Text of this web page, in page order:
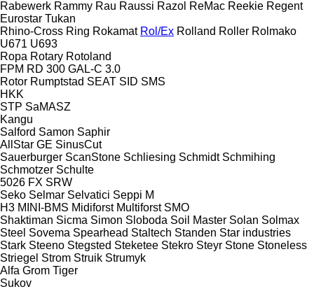
Rabewerk Rammy Rau Raussi Razol ReMac Reekie Regent
Eurostar Tukan
Rhino-Cross Ring Rokamat Rol/Ex Rolland Roller Rolmako
U671 U693
Ropa Rotary Rotoland
FPM RD 300 GAL-C 3.0
Rotor Rumptstad SEAT SID SMS
HKK
STP SaMASZ
Kangu
Salford Samon Saphir
AllStar GE SinusCut
Sauerburger ScanStone Schliesing Schmidt Schmihing
Schmotzer Schulte
5026 FX SRW
Seko Selmar Selvatici Seppi M
H3 MINI-BMS Midiforst Multiforst SMO
Shaktiman Sicma Simon Sloboda Soil Master Solan Solmax
Steel Sovema Spearhead Staltech Standen Star industries
Stark Steeno Stegsted Steketee Stekro Steyr Stone Stoneless
Striegel Strom Struik Strumyk
Alfa Grom Tiger
Sukov